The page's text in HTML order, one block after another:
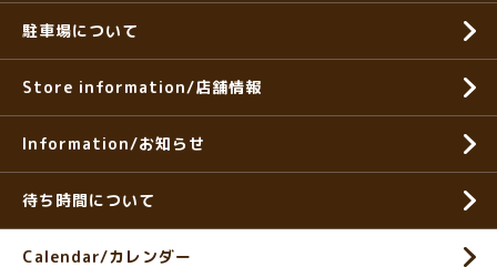
駐車場について
Store information/店舗情報
Information/お知らせ
待ち時間について
Calendar/カレンダー